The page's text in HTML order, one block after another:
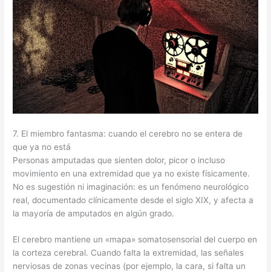
7. El miembro fantasma: cuando el cerebro no se entera de
que ya no está
Personas amputadas que sienten dolor, picor o incluso
movimiento en una extremidad que ya no existe físicamente.
No es sugestión ni imaginación: es un fenómeno neurológico
real, documentado clínicamente desde el siglo XIX, y afecta a
la mayoría de amputados en algún grado.
El cerebro mantiene un «mapa» somatosensorial del cuerpo en
la corteza cerebral. Cuando falta la extremidad, las señales
nerviosas de zonas vecinas (por ejemplo, la cara, si falta un